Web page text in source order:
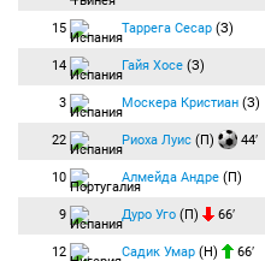
15 Таррега Сесар (З)
14 Гайя Хосе (З)
3 Москера Кристиан (З)
22 Риоха Луис (П) 44′
10 Алмейда Андре (П)
9 Дуро Уго (П) 66′
12 Садик Умар (Н) 66′